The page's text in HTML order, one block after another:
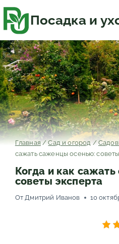
содержимомуПосадка и
Главная / Сад и огород /
сажать саженцы осенью:
Когда и как
советы эксперта
От Дмитрий Иванов 10